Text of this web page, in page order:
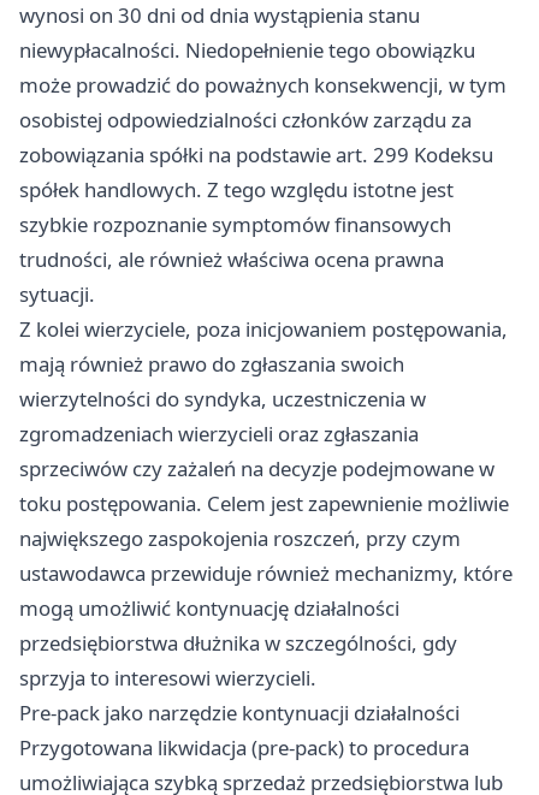
wynosi on 30 dni od dnia wystąpienia stanu
niewypłacalności. Niedopełnienie tego obowiązku
może prowadzić do poważnych konsekwencji, w tym
osobistej odpowiedzialności członków zarządu za
zobowiązania spółki na podstawie art. 299 Kodeksu
spółek handlowych. Z tego względu istotne jest
szybkie rozpoznanie symptomów finansowych
trudności, ale również właściwa ocena prawna
sytuacji.
Z kolei wierzyciele, poza inicjowaniem postępowania,
mają również prawo do zgłaszania swoich
wierzytelności do syndyka, uczestniczenia w
zgromadzeniach wierzycieli oraz zgłaszania
sprzeciwów czy zażaleń na decyzje podejmowane w
toku postępowania. Celem jest zapewnienie możliwie
największego zaspokojenia roszczeń, przy czym
ustawodawca przewiduje również mechanizmy, które
mogą umożliwić kontynuację działalności
przedsiębiorstwa dłużnika w szczególności, gdy
sprzyja to interesowi wierzycieli.
Pre-pack jako narzędzie kontynuacji działalności
Przygotowana likwidacja (pre-pack) to procedura
umożliwiająca szybką sprzedaż przedsiębiorstwa lub